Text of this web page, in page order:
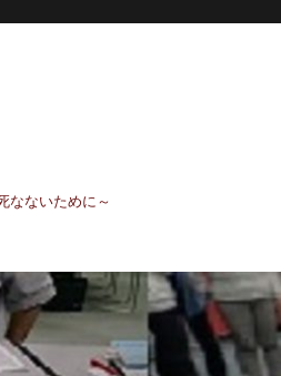
なないために～